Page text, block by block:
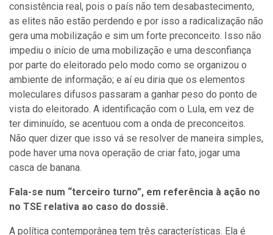
consistência real, pois o país não tem desabastecimento,
as elites não estão perdendo e por isso a radicalização não
gera uma mobilização e sim um forte preconceito. Isso não
impediu o início de uma mobilização e uma desconfiança
por parte do eleitorado pelo modo como se organizou o
ambiente de informação; e aí eu diria que os elementos
moleculares difusos passaram a ganhar peso do ponto de
vista do eleitorado. A identificação com o Lula, em vez de
ter diminuído, se acentuou com a onda de preconceitos.
Não quer dizer que isso vá se resolver de maneira simples,
pode haver uma nova operação de criar fato, jogar uma
casca de banana.
Fala-se num “terceiro turno”, em referência à ação no
no TSE relativa ao caso do dossiê.
A política contemporânea tem três características. Ela é